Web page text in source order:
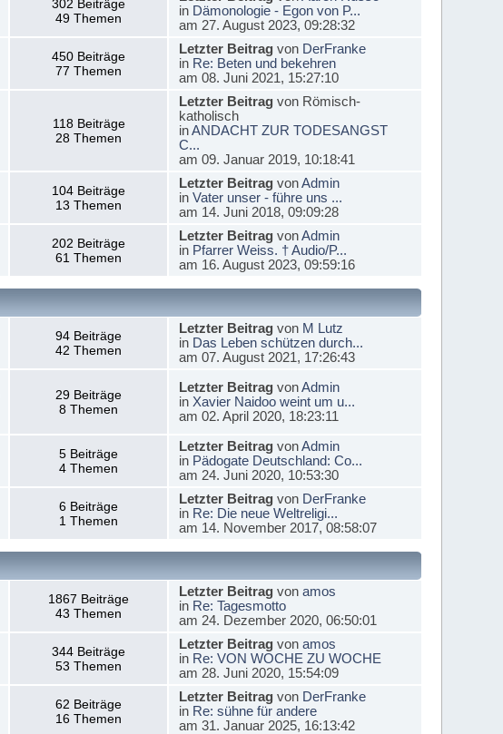
302 Beiträge
49 Themen
in Dämonologie - Egon von P...
am 27. August 2023, 09:28:32
450 Beiträge
77 Themen
Letzter Beitragvon DerFranke
in Re: Beten und bekehren
am 08. Juni 2021, 15:27:10
118 Beiträge
28 Themen
Letzter Beitragvon Römisch-
katholisch
inANDACHT ZUR TODESANGST
C...
am 09. Januar 2019, 10:18:41
104 Beiträge
13 Themen
Letzter BeitragvonAdmin
in Vater unser - führe uns ...
am 14. Juni 2018, 09:09:28
202 Beiträge
61 Themen
Letzter BeitragvonAdmin
in Pfarrer Weiss. † Audio/P...
am 16. August 2023, 09:59:16
94 Beiträge
42 Themen
Letzter Beitragvon M Lutz
in Das Leben schützen durch...
am 07. August 2021, 17:26:43
29 Beiträge
8 Themen
Letzter BeitragvonAdmin
in Xavier Naidoo weint um u...
am 02. April 2020, 18:23:11
5 Beiträge
4 Themen
Letzter BeitragvonAdmin
in Pädogate Deutschland: Co...
am 24. Juni 2020, 10:53:30
6 Beiträge
1 Themen
Letzter Beitragvon DerFranke
in Re: Die neue Weltreligi...
am 14. November 2017, 08:58:07
1867 Beiträge
43 Themen
Letzter Beitragvon amos
in Re: Tagesmotto
am 24. Dezember 2020, 06:50:01
344 Beiträge
53 Themen
Letzter Beitragvon amos
in Re: VON WOCHE ZU WOCHE
am 28. Juni 2020, 15:54:09
62 Beiträge
16 Themen
Letzter Beitragvon DerFranke
in Re: sühne für andere
am 31. Januar 2025, 16:13:42